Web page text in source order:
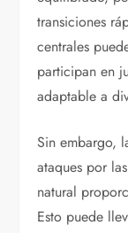
transiciones
centrales
participan en
adaptable a
Sin embargo,
ataques por
natural
Esto puede